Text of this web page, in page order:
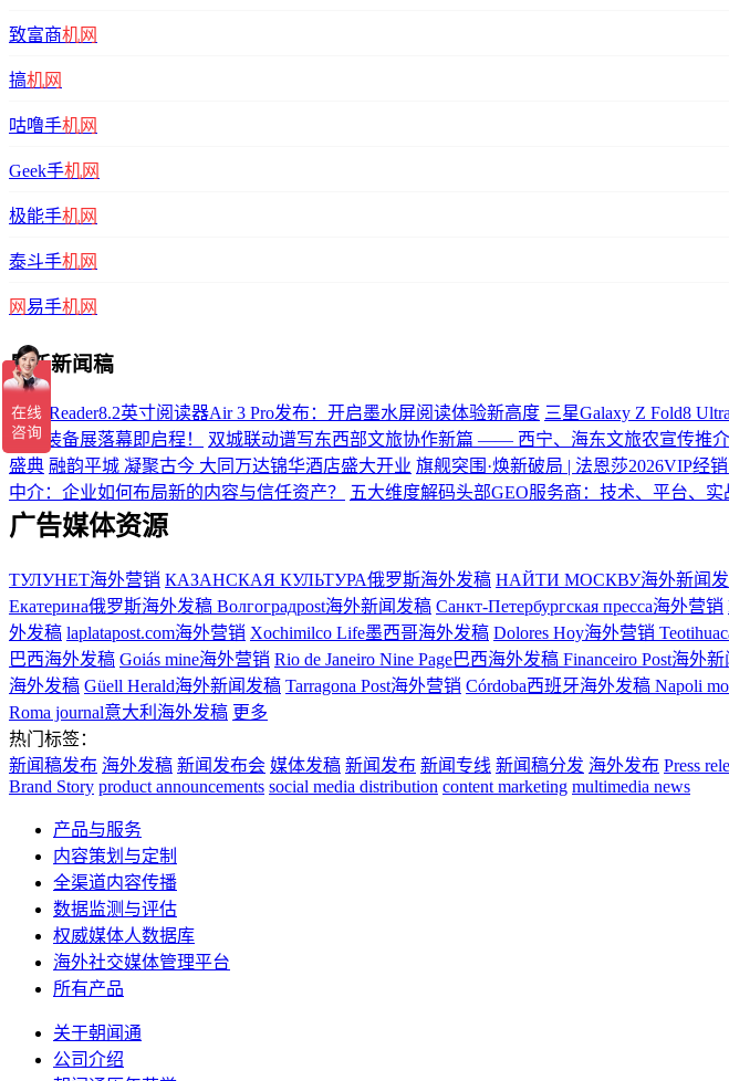
致富商机网
搞机网
咕噜手机网
Geek手机网
极能手机网
泰斗手机网
网易手机网
最新新闻稿
掌阅iReader8.2英寸阅读器Air 3 Pro发布：开启墨水屏阅读体验新高度 三星Galaxy Z Fold8
硬核装备展落幕即启程！
双城联动谱写东西部文旅协作新篇 —— 西宁、海东文旅农宣传推
盛典 融韵平城 凝聚古今 大同万达锦华酒店盛大开业 旗舰突围·焕新破局 | 法恩莎2026VIP经
中介：企业如何布局新的内容与信任资产？
五大维度解码头部GEO服务商：技术、平台、实
广告媒体资源
ТУЛУНЕТ海外营销 КАЗАНСКАЯ КУЛЬТУРА俄罗斯海外发稿 НАЙТИ МОСКВУ海外新闻
Екатерина俄罗斯海外发稿 Волгоградpost海外新闻发稿 Санкт-Петербургская пресса海外营销
外发稿 laplatapost.com海外营销 Xochimilco Life墨西哥海外发稿 Dolores Hoy海外营销
巴西海外发稿 Goiás mine海外营销 Rio de Janeiro Nine Page巴西海外发稿 Financeiro Post海外
海外发稿 Güell Herald海外新闻发稿 Tarragona Post海外营销 Córdoba西班牙海外发稿 Napoli
Roma journal意大利海外发稿 更多
热门标签：
新闻稿发布 海外发稿 新闻发布会 媒体发稿 新闻发布 新闻专线 新闻稿分发 海外发布 Press
Brand Story product announcements social media distribution content marketing multimedia news
产品与服务
内容策划与定制
全渠道内容传播
数据监测与评估
权威媒体人数据库
海外社交媒体管理平台
所有产品
关于朝闻通
公司介绍